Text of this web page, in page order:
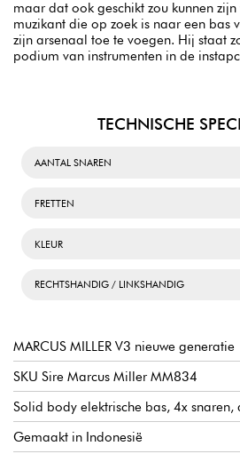
maar dat ook geschikt zou kunnen
muzikant die op zoek is naar een bas
zijn arsenaal toe te voegen. Hij staat
podium van instrumenten in de
TECHNISCHE
AANTAL SNAREN
FRETTEN
KLEUR
RECHTSHANDIG / LINKSHANDIG
MARCUS MILLER V3 nieuwe generatie
SKU Sire Marcus Miller MM834
Solid body elektrische bas, 4x snaren,
Gemaakt in Indonesië